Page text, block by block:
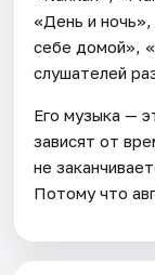
«День и
себе домой»,
слушателей
Его музыка —
зависят от
не
Потому что